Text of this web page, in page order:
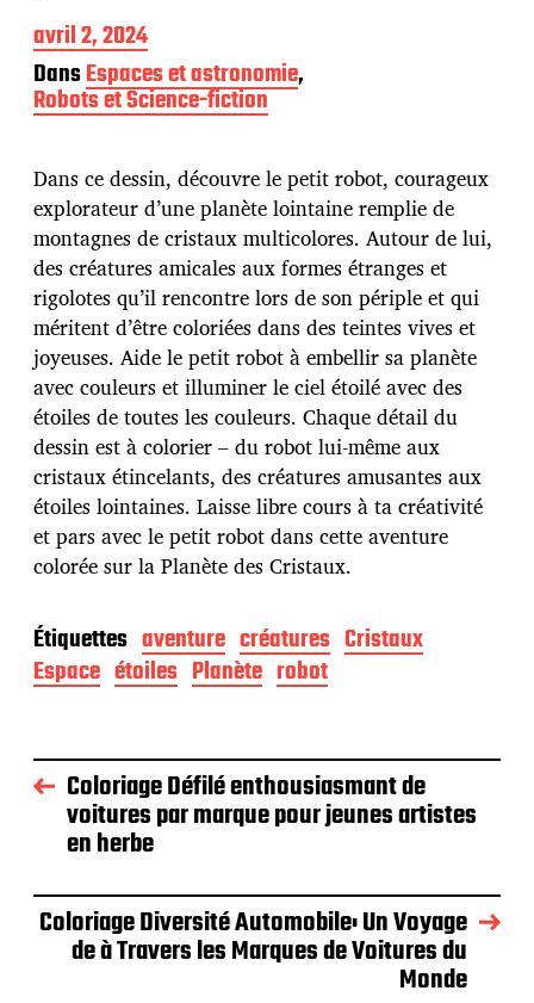
D
a
t
e
p
u
b
l
i
c
a
t
i
o
n
avril 2, 2024
DansEspaces et astronomie,
Robots et Science-fiction
Dans ce dessin, découvre le petit robot, courageux
explorateur d’une planète lointaine remplie de
montagnes de cristaux multicolores. Autour de lui,
des créatures amicales aux formes étranges et
rigolotes qu’il rencontre lors de son périple et qui
méritent d’être coloriées dans des teintes vives et
joyeuses. Aide le petit robot à embellir sa planète
avec couleurs et illuminer le ciel étoilé avec des
étoiles de toutes les couleurs. Chaque détail du
dessin est à colorier – du robot lui-même aux
cristaux étincelants, des créatures amusantes aux
étoiles lointaines. Laisse libre cours à ta créativité
et pars avec le petit robot dans cette aventure
colorée sur la Planète des Cristaux.
Étiquettes aventure créatures Cristaux
Espace étoiles Planète robot
Coloriage Défilé enthousiasmant de
voitures par marque pour jeunes artistes
en herbe
Coloriage Diversité Automobile: Un Voyage
de à Travers les Marques de Voitures du
Monde